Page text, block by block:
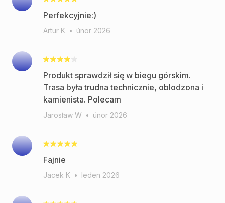
Perfekcyjnie:)
Artur K • únor 2026
Produkt sprawdził się w biegu górskim.
Trasa była trudna technicznie, oblodzona i
kamienista. Polecam
Jarosław W • únor 2026
Fajnie
Jacek K • leden 2026